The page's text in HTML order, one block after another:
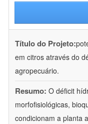
Título do Projeto:
em citros através do
agropecuário.
Resumo: O déficit
morfofisiológicas,
condicionam a planta